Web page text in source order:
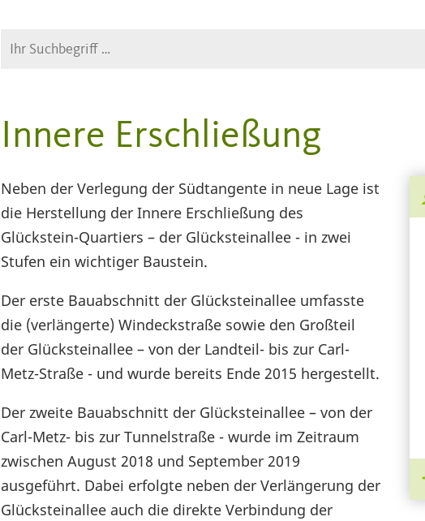
Suche
Innere Erschließung
Neben der Verlegung der Südtangente in neue Lage ist
die Herstellung der Innere Erschließung des
Glückstein-Quartiers – der Glücksteinallee - in zwei
Stufen ein wichtiger Baustein.
Der erste Bauabschnitt der Glücksteinallee umfasste
die (verlängerte) Windeckstraße sowie den Großteil
der Glücksteinallee – von der Landteil- bis zur Carl-
Metz-Straße - und wurde bereits Ende 2015 hergestellt.
Der zweite Bauabschnitt der Glücksteinallee – von der
Carl-Metz- bis zur Tunnelstraße - wurde im Zeitraum
zwischen August 2018 und September 2019
ausgeführt. Dabei erfolgte neben der Verlängerung der
Glücksteinallee auch die direkte Verbindung der